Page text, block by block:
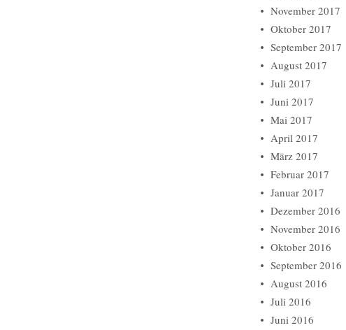
November 2017
Oktober 2017
September 2017
August 2017
Juli 2017
Juni 2017
Mai 2017
April 2017
März 2017
Februar 2017
Januar 2017
Dezember 2016
November 2016
Oktober 2016
September 2016
August 2016
Juli 2016
Juni 2016